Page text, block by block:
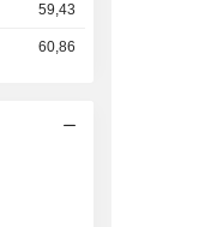
59,43
60,86